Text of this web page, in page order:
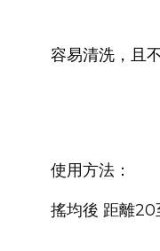
容易清洗，且
使用方法：
搖均後 距離